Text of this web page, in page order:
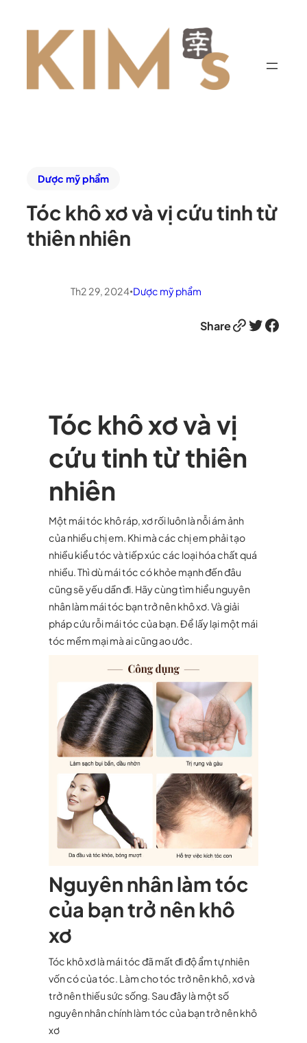
Dược mỹ phẩm
Tóc khô xơ và vị cứu tinh từ
thiên nhiên
Th2 29, 2024•Dược mỹ phẩm
ShareLink Twitter Facebook
Tóc khô xơ và vị
cứu tinh từ thiên
nhiên
Một mái tóc khô ráp, xơ rối luôn là nỗi ám ảnh
của nhiều chị em. Khi mà các chị em phải tạo
nhiều kiểu tóc và tiếp xúc các loại hóa chất quá
nhiều. Thì dù mái tóc có khỏe mạnh đến đâu
cũng sẽ yếu dần đi. Hãy cùng tìm hiểu nguyên
nhân làm mái tóc bạn trở nên khô xơ. Và giải
pháp cứu rỗi mái tóc của bạn. Để lấy lại một mái
tóc mềm mại mà ai cũng ao ước.
Nguyên nhân làm tóc
của bạn trở nên khô
xơ
Tóc khô xơ là mái tóc đã mất đi độ ẩm tự nhiên
vốn có của tóc. Làm cho tóc trở nên khô, xơ và
trở nên thiếu sức sống. Sau đây là một số
nguyên nhân chính làm tóc của bạn trở nên khô
xơ